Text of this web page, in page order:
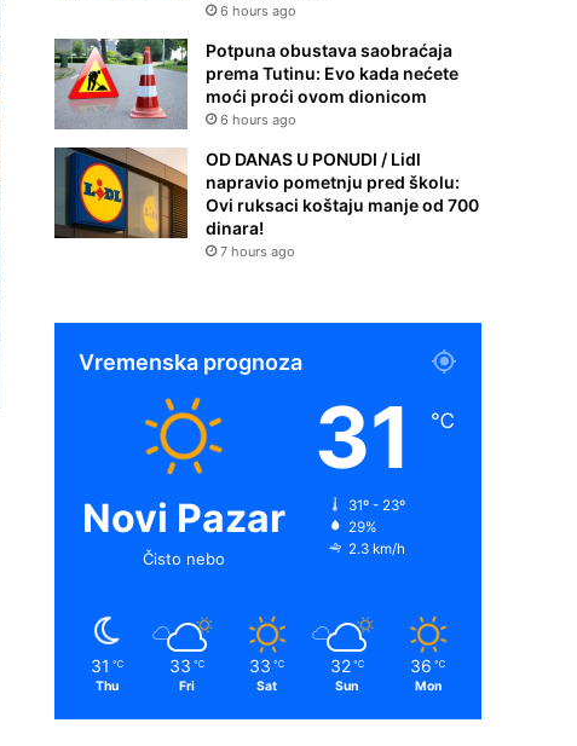
6 hours ago
Potpuna obustava saobraćaja
prema Tutinu: Evo kada nećete
moći proći ovom dionicom
6 hours ago
OD DANAS U PONUDI / Lidl
napravio pometnju pred školu:
Ovi ruksaci koštaju manje od 700
dinara!
7 hours ago
Vremenska prognoza
Novi Pazar
Čisto nebo
31 ℃
31º - 23º
29%
2.3 km/h
31 ℃
Thu
33 ℃
Fri
33 ℃
Sat
32 ℃
Sun
36 ℃
Mon